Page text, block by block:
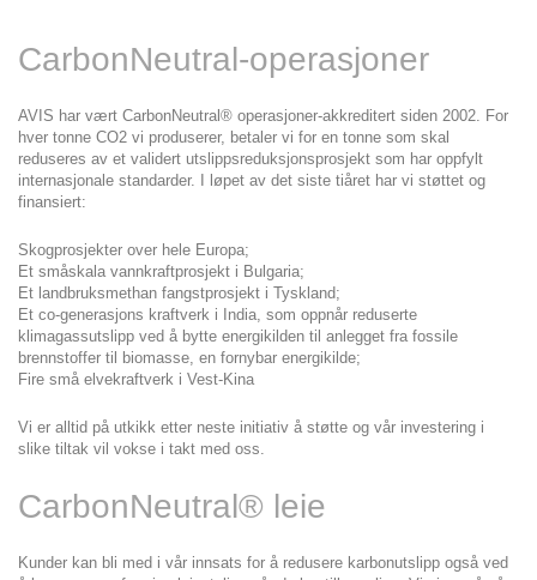
CarbonNeutral-operasjoner
AVIS har vært CarbonNeutral® operasjoner-akkreditert siden 2002. For
hver tonne CO2 vi produserer, betaler vi for en tonne som skal
reduseres av et validert utslippsreduksjonsprosjekt som har oppfylt
internasjonale standarder. I løpet av det siste tiåret har vi støttet og
finansiert:
Skogprosjekter over hele Europa;
Et småskala vannkraftprosjekt i Bulgaria;
Et landbruksmethan fangstprosjekt i Tyskland;
Et co-generasjons kraftverk i India, som oppnår reduserte
klimagassutslipp ved å bytte energikilden til anlegget fra fossile
brennstoffer til biomasse, en fornybar energikilde;
Fire små elvekraftverk i Vest-Kina
Vi er alltid på utkikk etter neste initiativ å støtte og vår investering i
slike tiltak vil vokse i takt med oss.
CarbonNeutral® leie
Kunder kan bli med i vår innsats for å redusere karbonutslipp også ved